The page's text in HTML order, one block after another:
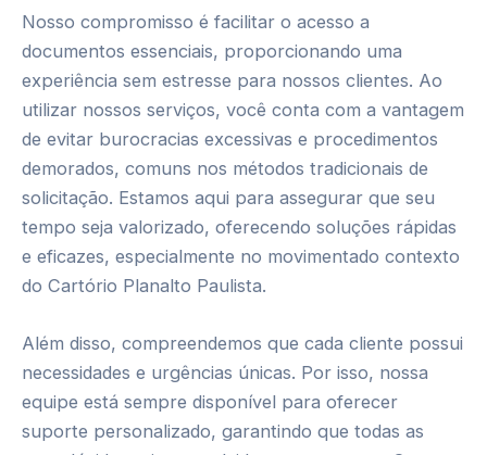
Nosso compromisso é facilitar o acesso a
documentos essenciais, proporcionando uma
experiência sem estresse para nossos clientes. Ao
utilizar nossos serviços, você conta com a vantagem
de evitar burocracias excessivas e procedimentos
demorados, comuns nos métodos tradicionais de
solicitação. Estamos aqui para assegurar que seu
tempo seja valorizado, oferecendo soluções rápidas
e eficazes, especialmente no movimentado contexto
do Cartório Planalto Paulista.
Além disso, compreendemos que cada cliente possui
necessidades e urgências únicas. Por isso, nossa
equipe está sempre disponível para oferecer
suporte personalizado, garantindo que todas as